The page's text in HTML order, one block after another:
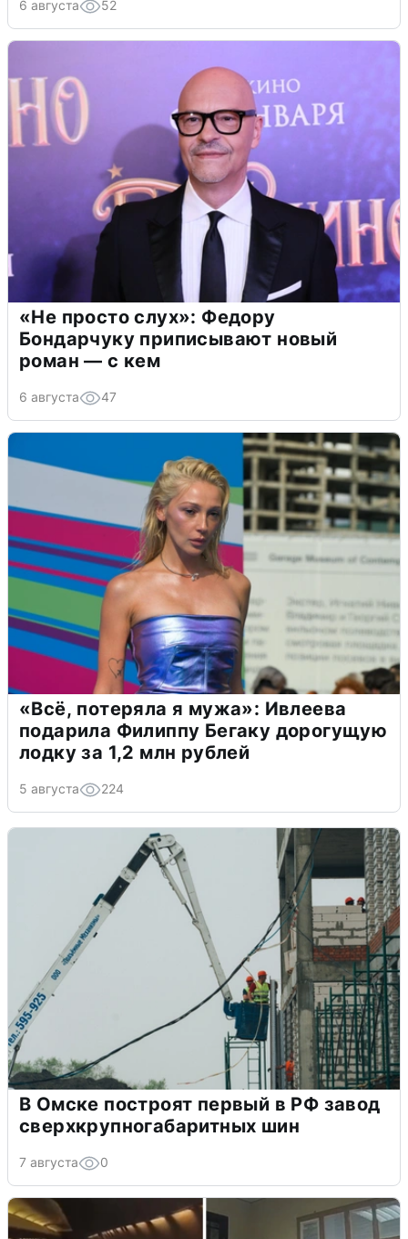
6 августа 52
«Не просто слух»: Федору
Бондарчуку приписывают новый
роман — с кем
6 августа 47
«Всё, потеряла я мужа»: Ивлеева
подарила Филиппу Бегаку дорогущую
лодку за 1,2 млн рублей
5 августа 224
В Омске построят первый в РФ завод
сверхкрупногабаритных шин
7 августа 0